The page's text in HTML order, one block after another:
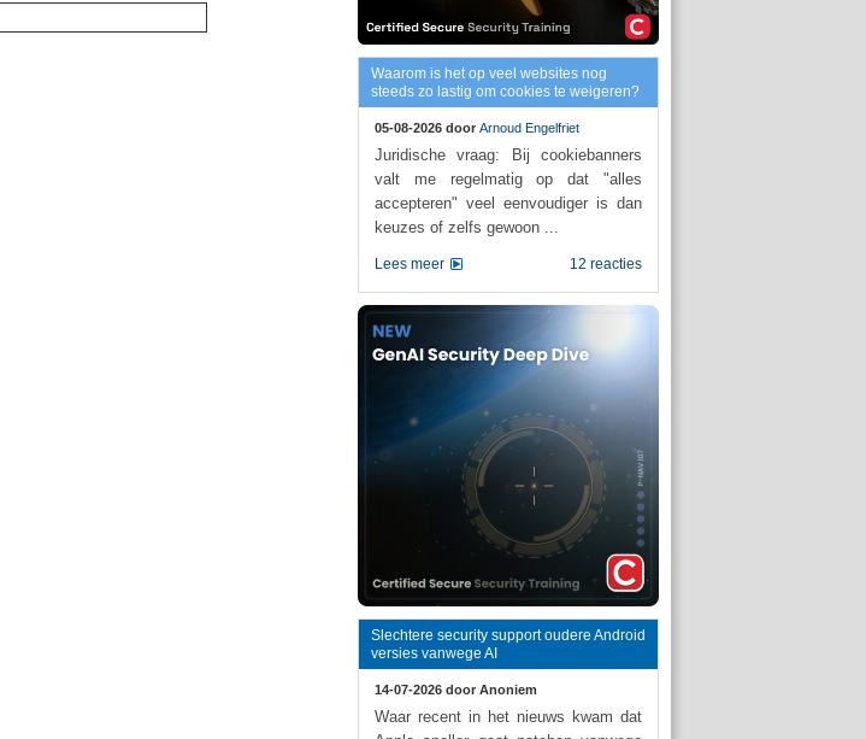
Waarom is het op veel websites nog
steeds zo lastig om cookies te weigeren?
05-08-2026 door Arnoud Engelfriet
Juridische vraag: Bij cookiebanners
valt me regelmatig op dat "alles
accepteren" veel eenvoudiger is dan
keuzes of zelfs gewoon ...
12 reacties
Lees meer
Slechtere security support oudere Android
versies vanwege AI
14-07-2026 door Anoniem
Waar recent in het nieuws kwam dat